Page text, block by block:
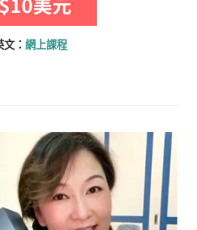
文： 網上課程